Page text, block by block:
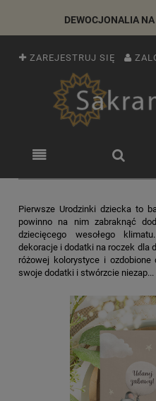
DEWOCJONALIA
ZAREJESTRUJ SIĘ
Pierwsze Urodzinki dziecka to
powinno na nim zabraknąć
dziecięcego wesołego
dekoracje i dodatki na roczek dla
różowej kolorystyce i ozdobione
swoje dodatki i stwórzcie niezap...